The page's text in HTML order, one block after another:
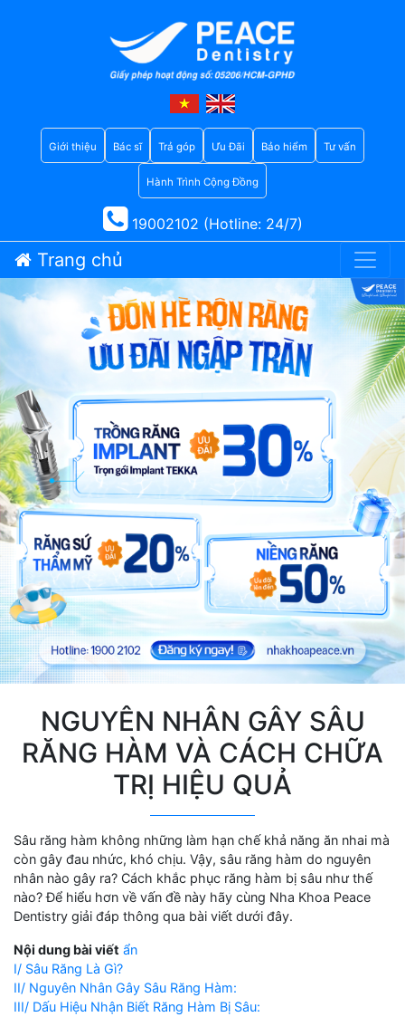
Giới thiệu Bác sĩ Trả góp Ưu Đãi Bảo hiểm Tư vấn
Hành Trình Cộng Đồng
19002102 (Hotline: 24/7)
Trang chủ
NGUYÊN NHÂN GÂY SÂU
RĂNG HÀM VÀ CÁCH CHỮA
TRỊ HIỆU QUẢ
Sâu răng hàm không những làm hạn chế khả năng ăn nhai mà
còn gây đau nhức, khó chịu. Vậy, sâu răng hàm do nguyên
nhân nào gây ra? Cách khắc phục răng hàm bị sâu như thế
nào? Để hiểu hơn về vấn đề này hãy cùng Nha Khoa Peace
Dentistry giải đáp thông qua bài viết dưới đây.
Nội dung bài viết ẩn
I/ Sâu Răng Là Gì?
II/ Nguyên Nhân Gây Sâu Răng Hàm:
III/ Dấu Hiệu Nhận Biết Răng Hàm Bị Sâu: